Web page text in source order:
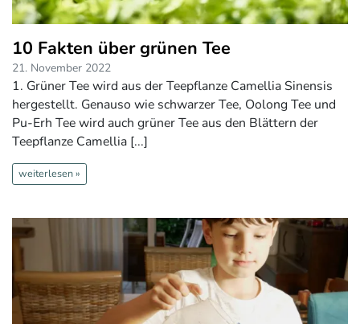
10 Fakten über grünen Tee
21. November 2022
1. Grüner Tee wird aus der Teepflanze Camellia Sinensis
hergestellt. Genauso wie schwarzer Tee, Oolong Tee und
Pu-Erh Tee wird auch grüner Tee aus den Blättern der
Teepflanze Camellia [...]
weiterlesen »